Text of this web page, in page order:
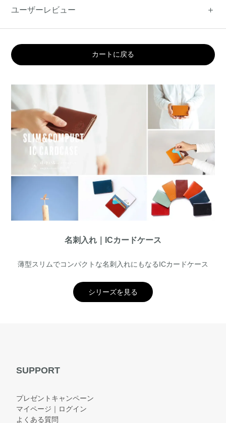
ユーザーレビュー
カートに戻る
名刺入れ｜ICカードケース
薄型スリムでコンパクトな名刺入れにもなるICカードケース
シリーズを見る
SUPPORT
プレゼントキャンペーン
マイページ｜ログイン
よくある質問